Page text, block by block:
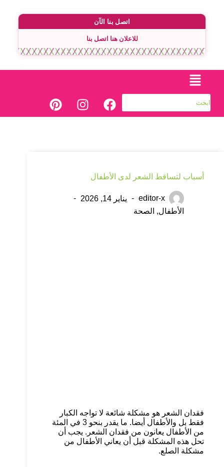
اتصل بنا الآن
للاعلان هنا اتصل بنا
أسباب لتساقط الشعر لدى الأطفال
editor-x
يناير 14, 2026
الأطفال, الصحة
فقدان الشعر هو مشكلة شائعة لا تواجه الكبار
فقط بل والأطفال أيضا. ما يقدر بنحو 3 في المئة
من الأطفال يعانون من فقدان الشعر. يجب أن
تحل هذه المشكلة قبل أن يعاني الأطفال من
مشكلة الصلع.